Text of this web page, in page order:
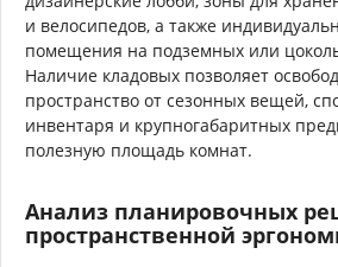
и велосипедов, а также
помещения на подземных или
Наличие кладовых позволяет
пространство от сезонных вещей,
инвентаря и крупногабаритных
полезную площадь комнат.
Анализ планировочных
пространственной